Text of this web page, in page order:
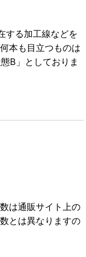
する加工線などを
本も目立つものは
B」としておりま
は通販サイト上の
とは異なりますの